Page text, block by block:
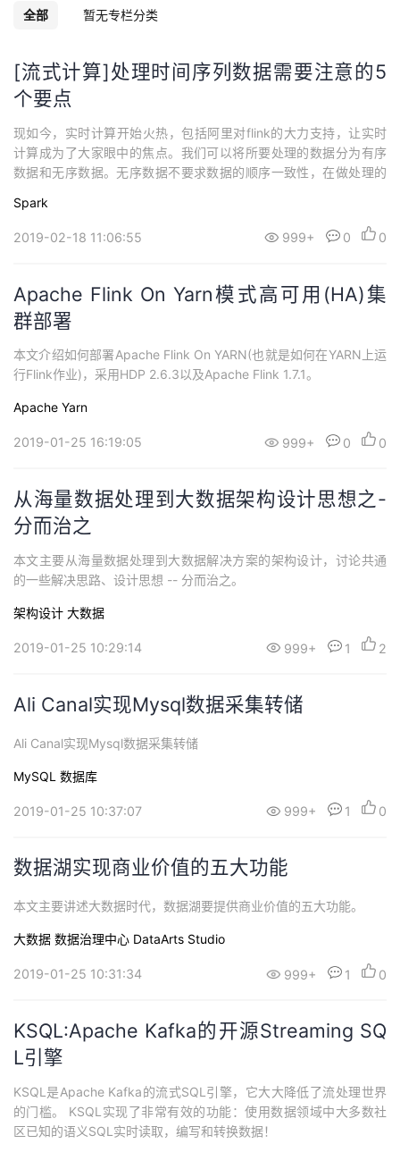
发
者
学
堂
的
程
我
认
证
的
实
验
我
的
收
藏
Programs
的
支
持
我
技
支
持
的
声
建
议
全部 暂无专栏分类
[流式计算]处理时间序列数据需要注意的5
个要点
现如今，实时计算开始火热，包括阿里对flink的大力支持，让实时
计算成为了大家眼中的焦点。我们可以将所要处理的数据分为有序
数据和无序数据。无序数据不要求数据的顺序一致性，在做处理的
而有序数据一般属于对数据有严格要求的场景，必须保证数据的强
时序性，例如银行交易义务。在数据量较小以及满足业务需求的情
Spark
2019-02-18 11:06:55 999+ 0 0
Apache Flink On Yarn模式高可用(HA)集
群部署
本文介绍如何部署Apache Flink On YARN(也就是如何在YARN上运
行Flink作业)，采用HDP 2.6.3以及Apache Flink 1.7.1。
Apache Yarn
2019-01-25 16:19:05 999+ 0 0
从海量数据处理到大数据架构设计思想之-
分而治之
本文主要从海量数据处理到大数据解决方案的架构设计，讨论共通
的一些解决思路、设计思想 -- 分而治之。
架构设计 大数据
2019-01-25 10:29:14 999+ 1 2
Ali Canal实现Mysql数据采集转储
Ali Canal实现Mysql数据采集转储
MySQL 数据库
2019-01-25 10:37:07 999+ 1 0
数据湖实现商业价值的五大功能
本文主要讲述大数据时代，数据湖要提供商业价值的五大功能。
大数据 数据治理中心 DataArts Studio
2019-01-25 10:31:34 999+ 1 0
KSQL:Apache Kafka的开源Streaming SQ
L引擎
KSQL是Apache Kafka的流式SQL引擎，它大大降低了流处理世界
的门槛。 KSQL实现了非常有效的功能：使用数据领域中大多数社
区已知的语义SQL实时读取，编写和转换数据！